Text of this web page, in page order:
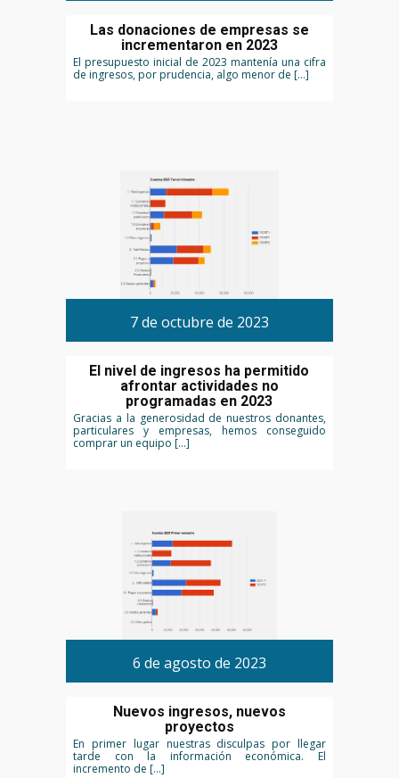
Las donaciones de empresas se
incrementaron en 2023
El presupuesto inicial de 2023 mantenía una cifra
de ingresos, por prudencia, algo menor de […]
7 de octubre de 2023
El nivel de ingresos ha permitido
afrontar actividades no
programadas en 2023
Gracias a la generosidad de nuestros donantes,
particulares y empresas, hemos conseguido
comprar un equipo […]
6 de agosto de 2023
Nuevos ingresos, nuevos
proyectos
En primer lugar nuestras disculpas por llegar
tarde con la información económica. El
incremento de […]